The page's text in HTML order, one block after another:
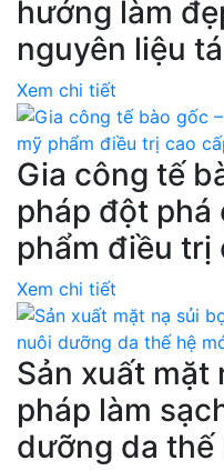
hướng làm
nguyên liệu
Xem chi tiết
Gia công tế
pháp đột phá
phẩm điều trị
Xem chi tiết
Sản xuất mặt
pháp làm
dưỡng da thế